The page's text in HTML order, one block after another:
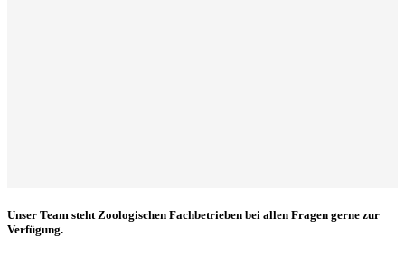
Unser Team steht Zoologischen Fachbetrieben bei allen Fragen gerne zur
Verfügung.